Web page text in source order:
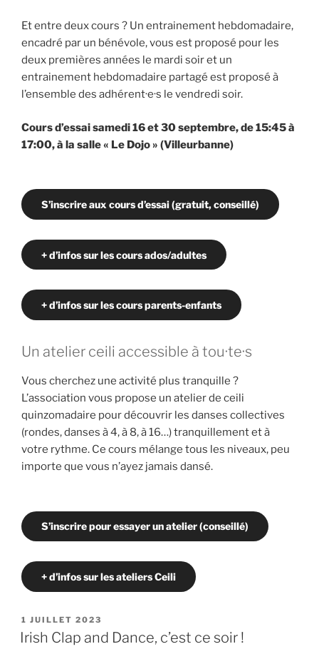
Et entre deux cours ? Un entrainement hebdomadaire,
encadré par un bénévole, vous est proposé pour les
deux premières années le mardi soir et un
entrainement hebdomadaire partagé est proposé à
l’ensemble des adhérent·e·s le vendredi soir.
Cours d’essai samedi 16 et 30 septembre, de 15:45 à
17:00, à la salle « Le Dojo » (Villeurbanne)
S’inscrire aux cours d’essai (gratuit, conseillé)
+ d’infos sur les cours ados/adultes
+ d’infos sur les cours parents-enfants
Un atelier ceili accessible à tou·te·s
Vous cherchez une activité plus tranquille ?
L’association vous propose un atelier de ceili
quinzomadaire pour découvrir les danses collectives
(rondes, danses à 4, à 8, à 16…) tranquillement et à
votre rythme. Ce cours mélange tous les niveaux, peu
importe que vous n’ayez jamais dansé.
S’inscrire pour essayer un atelier (conseillé)
+ d’infos sur les ateliers Ceili
PUBLIÉ
LE
1 JUILLET 2023
Irish Clap and Dance, c’est ce soir !